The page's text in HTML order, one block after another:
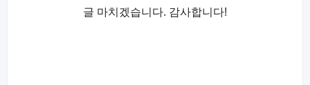
글 마치겠습니다. 감사합니다!